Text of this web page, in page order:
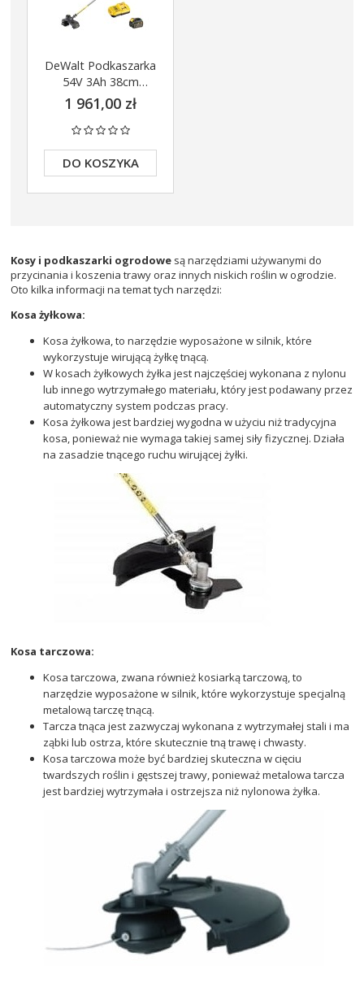
DeWalt Podkaszarka
54V 3Ah 38cm
FLEXVOLT
DCM571X1
1 961,00 zł
DO KOSZYKA
Kosy i podkaszarki ogrodowe są narzędziami używanymi do
przycinania i koszenia trawy oraz innych niskich roślin w ogrodzie.
Oto kilka informacji na temat tych narzędzi:
Kosa żyłkowa:
Kosa żyłkowa, to narzędzie wyposażone w silnik, które
wykorzystuje wirującą żyłkę tnącą.
W kosach żyłkowych żyłka jest najczęściej wykonana z nylonu
lub innego wytrzymałego materiału, który jest podawany przez
automatyczny system podczas pracy.
Kosa żyłkowa jest bardziej wygodna w użyciu niż tradycyjna
kosa, ponieważ nie wymaga takiej samej siły fizycznej. Działa
na zasadzie tnącego ruchu wirującej żyłki.
Kosa tarczowa:
Kosa tarczowa, zwana również kosiarką tarczową, to
narzędzie wyposażone w silnik, które wykorzystuje specjalną
metalową tarczę tnącą.
Tarcza tnąca jest zazwyczaj wykonana z wytrzymałej stali i ma
ząbki lub ostrza, które skutecznie tną trawę i chwasty.
Kosa tarczowa może być bardziej skuteczna w cięciu
twardszych roślin i gęstszej trawy, ponieważ metalowa tarcza
jest bardziej wytrzymała i ostrzejsza niż nylonowa żyłka.